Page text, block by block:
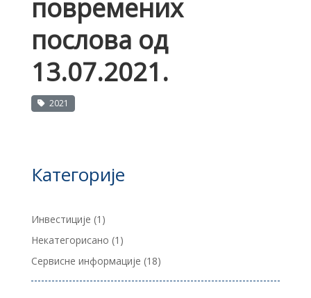
повремених
послова од
13.07.2021.
2021
Категорије
Инвестиције (1)
Некатегорисано (1)
Сервисне информације (18)